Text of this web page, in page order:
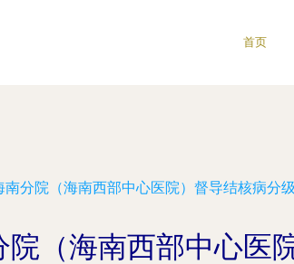
首页
分院（海南西部中心医院）督导结核病分
（海南西部中心医